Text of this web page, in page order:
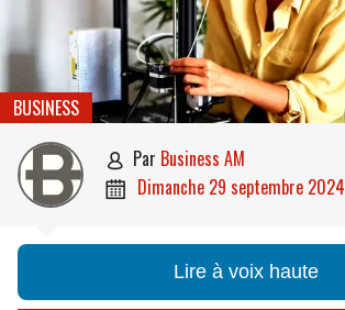
BUSINESS
 par Business AM
 dimanche 29 septembre 2024
Lire à voix haute